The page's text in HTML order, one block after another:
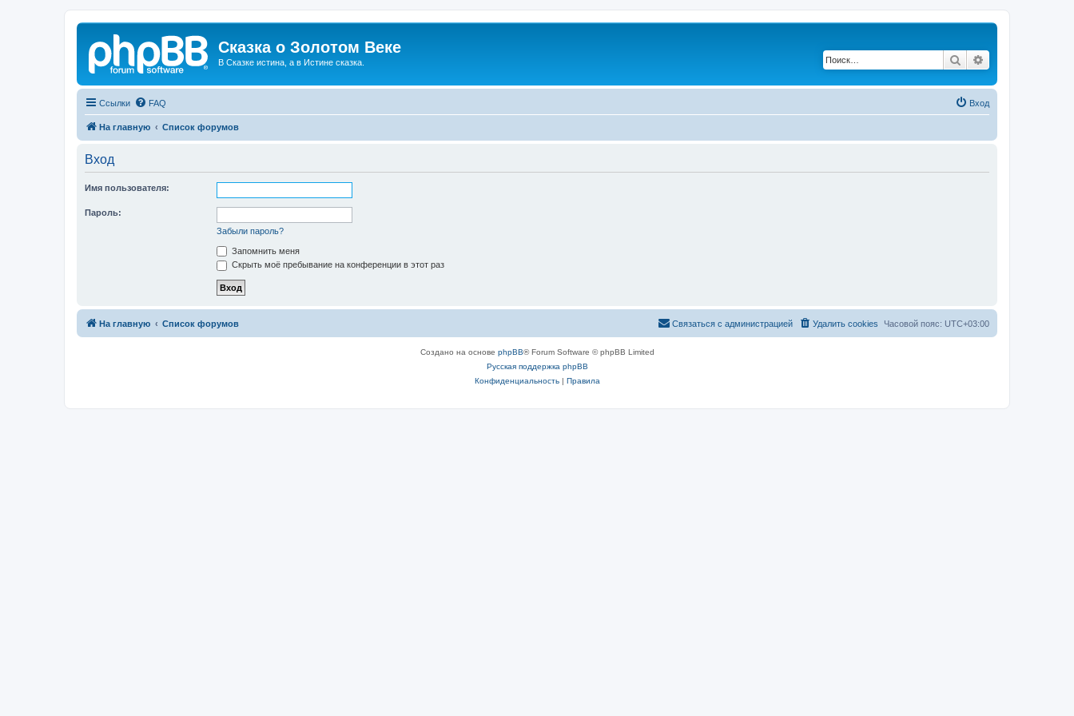
Сказка о Золотом Веке
В Сказке истина, а в Истине сказка. Поиск
Ссылки FAQ Вход
На главную Список форумов
Вход
Имя пользователя:
Пароль:
Забыли пароль?
Запомнить меня
Скрыть моё пребывание на конференции в этот раз
На главную Список форумов Часовой пояс: UTC+03:00
Удалить cookies
Связаться с администрацией
Создано на основе phpBB® Forum Software © phpBB Limited
Русская поддержка phpBB
Конфиденциальность| Правила